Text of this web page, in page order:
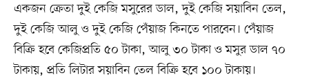
একজন ক্রেতা দুই কেজি মসুরের ডাল, দুই কেজি সয়াবিন তেল,
দুই কেজি আলু ও দুই কেজি পেঁয়াজ কিনতে পারবেন। পেঁয়াজ
বিক্রি হবে কেজিপ্রতি ৫০ টাকা, আলু ৩০ টাকা ও মসুর ডাল ৭০
টাকায়, প্রতি লিটার সয়াবিন তেল বিক্রি হবে ১০০ টাকায়।